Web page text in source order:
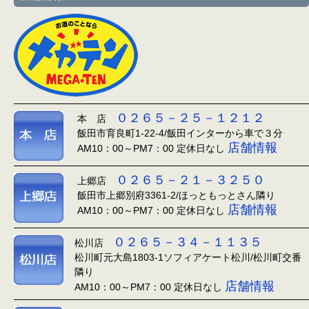
本 店 ０２６５－２５－１２１２
飯田市育良町1-22-4/飯田インターから車で３分
AM10：00～PM7：00 定休日なし 店舗情報
上郷店 ０２６５－２１－３２５０
飯田市上郷別府3361-2/ほっともっとさん隣り
AM10：00～PM7：00 定休日なし 店舗情報
松川店 ０２６５－３４－１１３５
松川町元大島1803-1ソフィアケート松川/松川町交番
隣り
AM10：00～PM7：00 定休日なし 店舗情報